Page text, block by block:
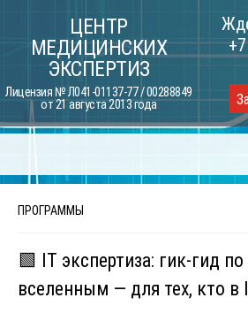
content
ЦЕНТР
МЕДИЦИНСКИХ
ЭКСПЕРТИЗ
Лицензия № Л041-01137-77 / 00288849
от 21 августа 2013 года
ПРОГРАММЫ
🟩 IT экспертиза: гик-гид
вселенным — для тех, кто в